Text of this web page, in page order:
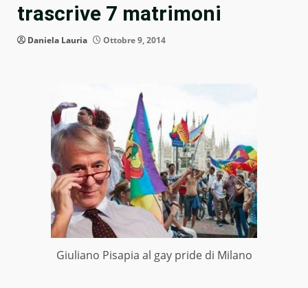
trascrive 7 matrimoni
Daniela Lauria Ottobre 9, 2014
Giuliano Pisapia al gay pride di Milano